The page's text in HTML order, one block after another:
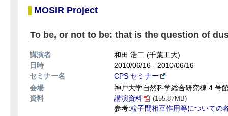
MOSIR Project
To be, or not to be: that is the question of
講演者
和田 浩二 (千葉工大)
日時
2010/06/16 - 2010/06/16
セミナー名
CPS セミナー
会場
神戸大学自然科学総合研究棟 4 号
資料
講演資料 (155.87MB)
参考:粒子間相互作用等についての